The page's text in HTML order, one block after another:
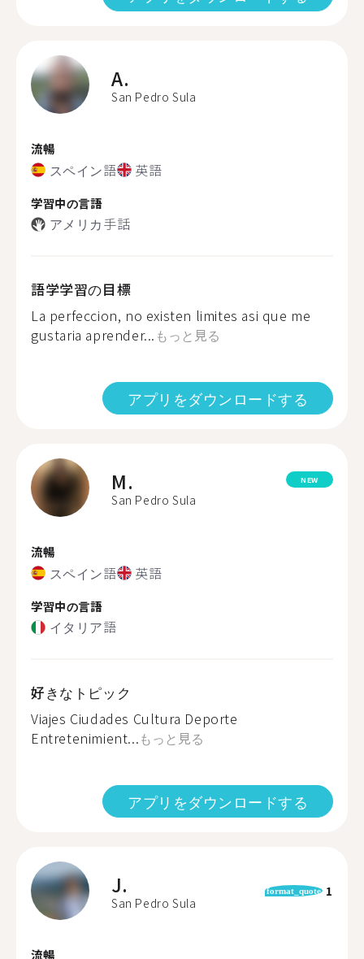
A.
San Pedro Sula
流暢
スペイン語 英語
学習中の言語
アメリカ手話
語学学習の目標
La perfeccion, no existen limites asi que me
gustaria aprender... もっと見る
アプリをダウンロードする
M.
San Pedro Sula
NEW
流暢
スペイン語 英語
学習中の言語
イタリア語
好きなトピック
Viajes Ciudades Cultura Deporte
Entretenimient...もっと見る
アプリをダウンロードする
J.
San Pedro Sula
format_quote 1
流暢